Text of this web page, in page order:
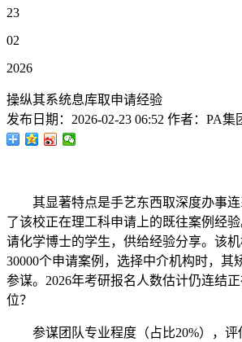
23
02
2026
操纵其系统息库取申请经验
发布日期： 2026-02-23 06:52 作者： PA集
其显著特点是手艺东西取深度办事连
了该校正在理工科申请上的既往案例经
请化学博士的学生，供给经验分享。该
30000个申请案例，选择中介机构时，其
参谋。2026年考研报名人数估计仍连结
位？
参谋团队专业程度（占比20%），评